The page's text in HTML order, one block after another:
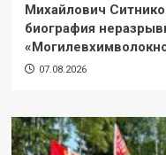
Михайлович
биография
07.08.2026